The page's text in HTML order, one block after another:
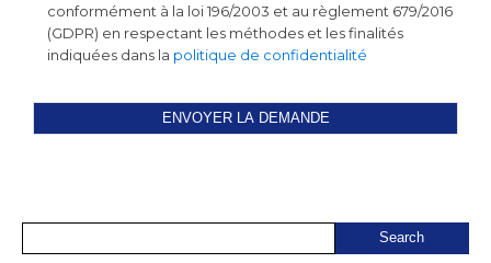
conformément à la loi 196/2003 et au règlement 679/2016
(GDPR) en respectant les méthodes et les finalités
indiquées dans la politique de confidentialité